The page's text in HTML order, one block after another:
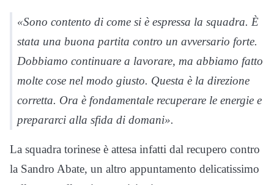
«Sono contento di come si è espressa la squadra. È
stata una buona partita contro un avversario forte.
Dobbiamo continuare a lavorare, ma abbiamo fatto
molte cose nel modo giusto. Questa è la direzione
corretta. Ora è fondamentale recuperare le energie e
prepararci alla sfida di domani».
La squadra torinese è attesa infatti dal recupero contro
la Sandro Abate, un altro appuntamento delicatissimo